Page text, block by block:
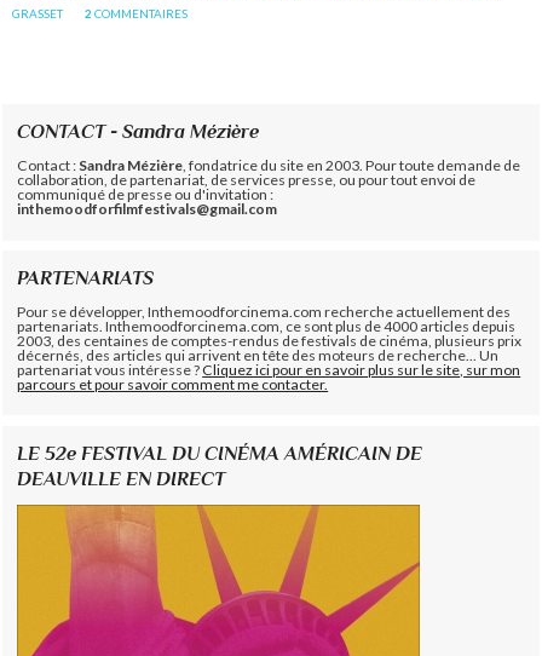
GRASSET
2 COMMENTAIRES
CONTACT - Sandra Mézière
Contact : Sandra Mézière , fondatrice du site en 2003. Pour toute demande de
collaboration, de partenariat, de services presse, ou pour tout envoi de
communiqué de presse ou d'invitation :
inthemoodforfilmfestivals@gmail.com
PARTENARIATS
Pour se développer, Inthemoodforcinema.com recherche actuellement des
partenariats. Inthemoodforcinema.com, ce sont plus de 4000 articles depuis
2003, des centaines de comptes-rendus de festivals de cinéma, plusieurs prix
décernés, des articles qui arrivent en tête des moteurs de recherche... Un
partenariat vous intéresse ?Cliquez ici pour en savoir plus sur le site, sur mon
parcours et pour savoir comment me contacter.
LE 52e FESTIVAL DU CINÉMA AMÉRICAIN DE
DEAUVILLE EN DIRECT